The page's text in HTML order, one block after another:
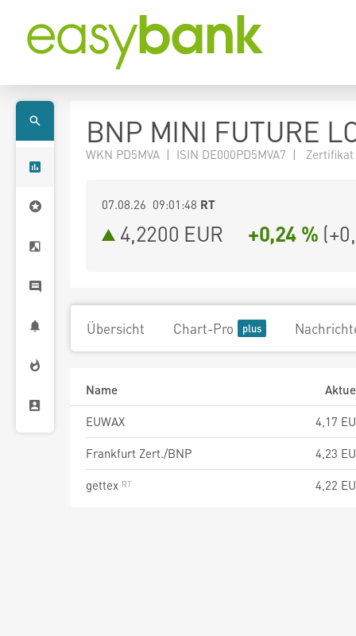
BNP MINI FUTURE
WKN PD5MVA | ISIN DE000PD5MVA7 | Zertifikat
07.08.26 09:01:48 RT
4,2200 EUR +0,24 % (
Übersicht Chart-Pro
Name
EUWAX
4,17
Frankfurt Zert./BNP
4,23
gettex
4,22